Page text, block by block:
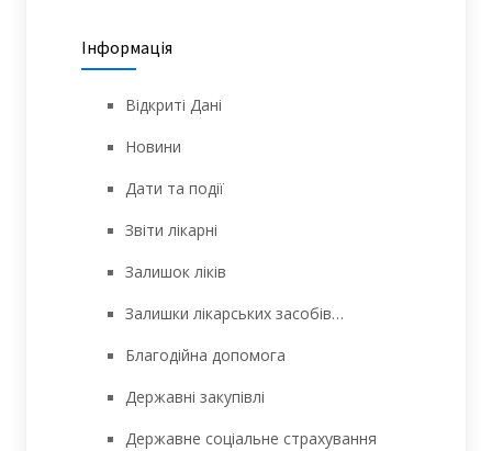
Інформація
Відкриті Дані
Новини
Дати та події
Звіти лікарні
Залишок ліків
Залишки лікарських засобів…
Благодійна допомога
Державні закупівлі
Державне соціальне страхування